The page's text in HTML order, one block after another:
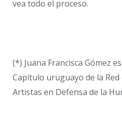
vea todo el proceso.
(*) Juana Francisca Gómez
Capítulo uruguayo de la
Artistas en Defensa de la